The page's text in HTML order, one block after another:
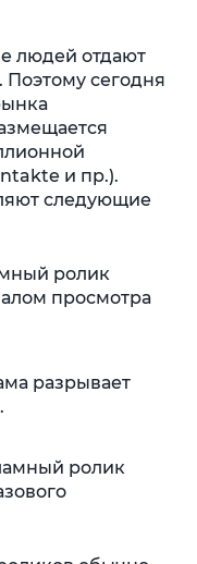
людей отдают
Поэтому сегодня
и пр.).
следующие
ролик
просмотра
разрывает
ролик